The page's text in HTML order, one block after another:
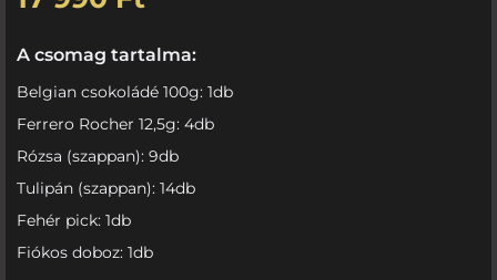
A csomag tartalma:
Belgian csokoládé 100g: 1db
Ferrero Rocher 12,5g: 4db
Rózsa (szappan): 9db
Tulipán (szappan): 14db
Fehér pick: 1db
Fiókos doboz: 1db